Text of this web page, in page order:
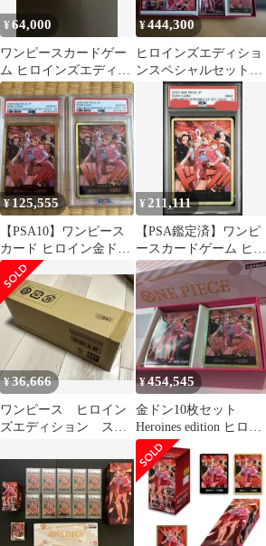
¥64,000
ワンピースカードゲー
ム ヒロインズエディシ
ョン スペシャルセット
金ドンカード
¥444,300
ヒロインズエディショ
ンスペシャルセット金
ドン10枚セット未開封
¥125,555
【PSA10】ワンピース
カード ヒロイン金ドン
ヒロインズエディショ
ン 2連番
¥ 211,111
【PSA鑑定済】ワンピ
ースカードゲーム ヒロ
インズスペシャルセッ
ト 金ドン 4枚
¥36,666
ワンピース ヒロイン
ズエディション スペ
¥454,545
金ドン10枚セット
Heroines edition ヒロイ
ンズエディション